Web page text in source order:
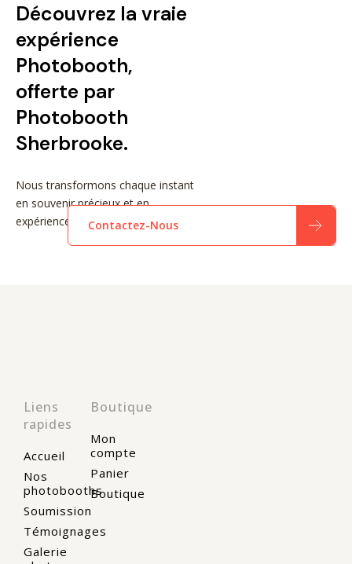
Découvrez la vraie
expérience
Photobooth,
offerte par
Photobooth
Sherbrooke.
Nous transformons chaque instant
en souvenir précieux et en
expérience mémorableContactez-Nous
Liens
rapides
Accueil
Nos
photobooths
Soumission
Témoignages
Galerie
Boutique
Mon
compte
Panier
Boutique